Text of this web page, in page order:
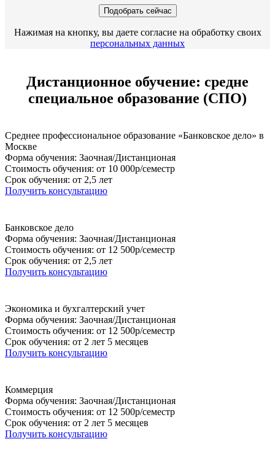
Нажимая на кнопку, вы даете согласие на обработку своих
персональных данных
Дистанционное обучение: средне
специальное образование (СПО)
Среднее профессиональное образование «Банковское дело» в
Москве
Форма обучения: Заочная/Дистанционая
Стоимость обучения: от 10 000р/семестр
Срок обучения: от 2,5 лет
Получить консультацию
Банковское дело
Форма обучения: Заочная/Дистанционая
Стоимость обучения: от 12 500р/семестр
Срок обучения: от 2,5 лет
Получить консультацию
Экономика и бухгалтерский учет
Форма обучения: Заочная/Дистанционая
Стоимость обучения: от 12 500р/семестр
Срок обучения: от 2 лет 5 месяцев
Получить консультацию
Коммерция
Форма обучения: Заочная/Дистанционая
Стоимость обучения: от 12 500р/семестр
Срок обучения: от 2 лет 5 месяцев
Получить консультацию